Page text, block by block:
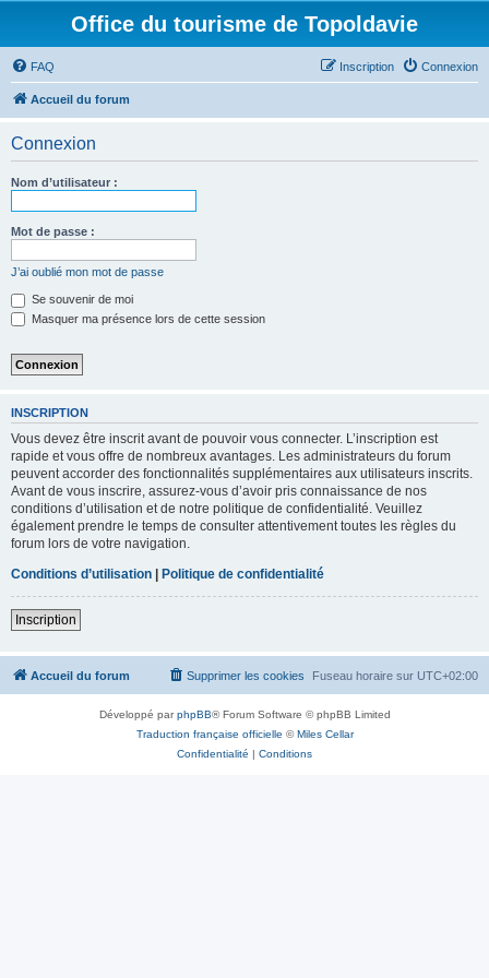
Office du tourisme de Topoldavie
FAQ Connexion
Inscription
Accueil du forum
Connexion
Nom d’utilisateur :
Mot de passe :
J’ai oublié mon mot de passe
Se souvenir de moi
Masquer ma présence lors de cette session
INSCRIPTION
Vous devez être inscrit avant de pouvoir vous connecter. L’inscription est
rapide et vous offre de nombreux avantages. Les administrateurs du forum
peuvent accorder des fonctionnalités supplémentaires aux utilisateurs inscrits.
Avant de vous inscrire, assurez-vous d’avoir pris connaissance de nos
conditions d’utilisation et de notre politique de confidentialité. Veuillez
également prendre le temps de consulter attentivement toutes les règles du
forum lors de votre navigation.
Conditions d’utilisation | Politique de confidentialité
Inscription
Accueil du forum Fuseau horaire sur UTC+02:00
Supprimer les cookies
Développé parphpBB® Forum Software © phpBB Limited
Traduction française officielle ©Miles Cellar
Confidentialité | Conditions